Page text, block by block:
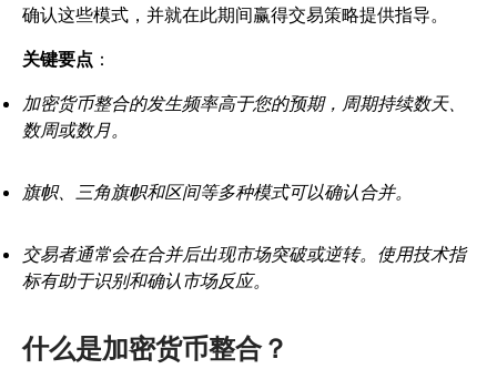
确认这些模式，并就在此期间赢得交易策略提供指导。
关键要点 ：
加密货币整合的发生频率高于您的预期，周期持续数天、
数周或数月。
旗帜、三角旗帜和区间等多种模式可以确认合并。
交易者通常会在合并后出现市场突破或逆转。使用技术指
标有助于识别和确认市场反应。
什么是加密货币整合？